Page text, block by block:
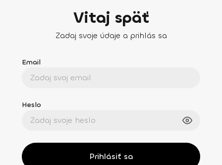
Vitaj späť
Zadaj svoje údaje a prihlás sa
Email
Heslo
Prihlásiť sa